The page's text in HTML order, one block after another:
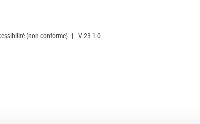
(non conforme) | V 23.1.0